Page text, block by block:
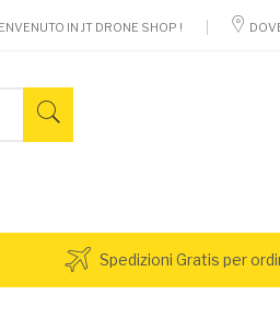
IN JT DRONE SHOP !
Spedizioni Gratis per